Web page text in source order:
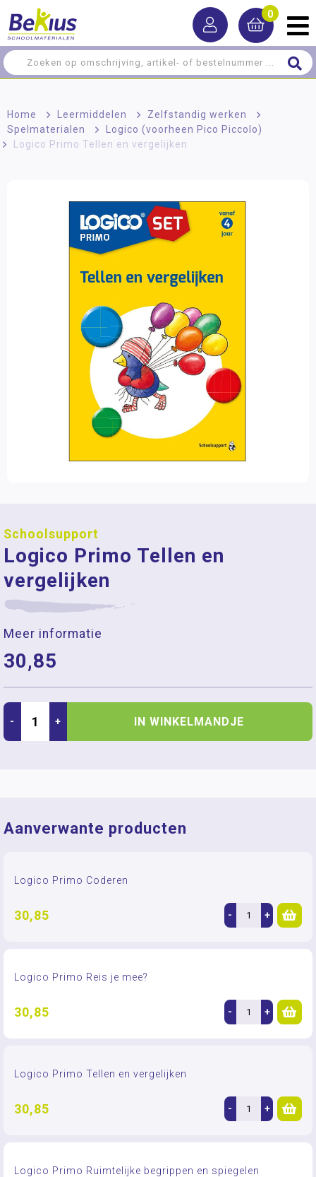
0
Home > Leermiddelen > Zelfstandig werken
>
Spelmaterialen
> Logico (voorheen Pico Piccolo)
Logico Primo Tellen en vergelijken
Schoolsupport
Logico Primo Tellen en
vergelijken
Meer informatie
30,85
- + IN WINKELMANDJE
Aanverwante producten
Logico Primo Coderen
30,85 - +
Logico Primo Reis je mee?
30,85 - +
Logico Primo Tellen en vergelijken
30,85 - +
Logico Primo Ruimtelijke begrippen en spiegelen